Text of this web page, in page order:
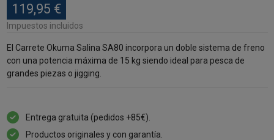
119,95 €
Impuestos incluidos
El Carrete Okuma Salina SA80 incorpora un doble sistema de freno
con una potencia máxima de 15 kg siendo ideal para pesca de
grandes piezas o jigging.
Entrega gratuita (pedidos +85€).
Productos originales y con garantía.